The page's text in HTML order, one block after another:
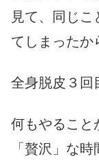
見て、同じ
てしまったか
全身脱皮３回
何もやること
「贅沢」な